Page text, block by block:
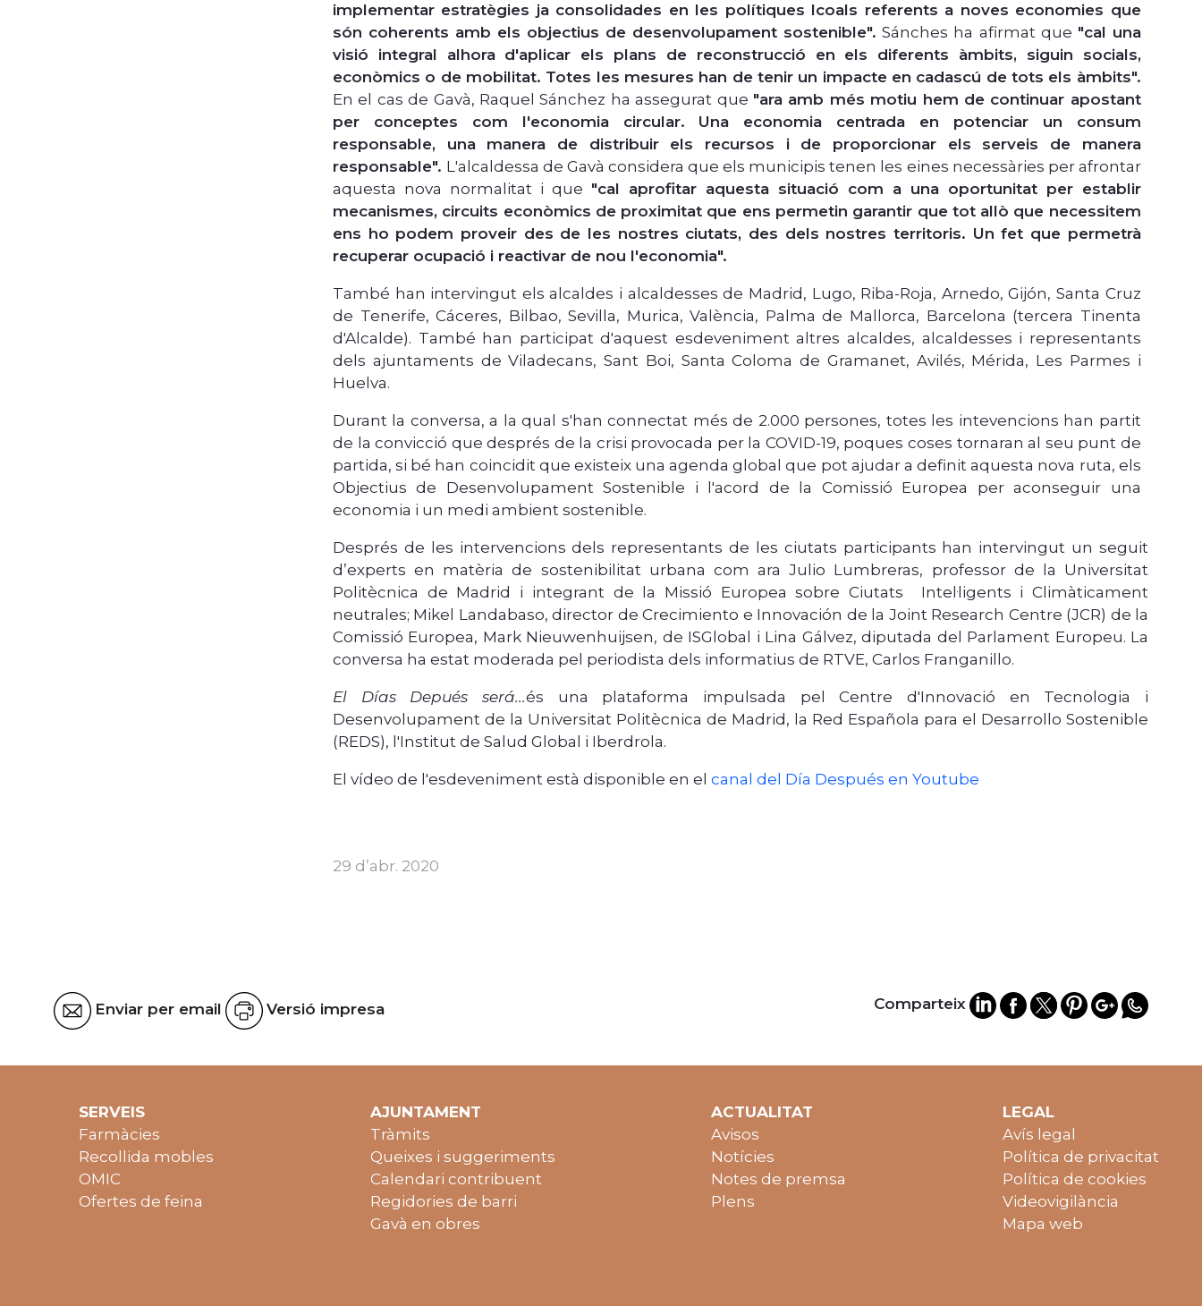
implementar estratègies ja consolidades en les polítiques lcoals referents a noves economies que
són coherents amb els objectius de desenvolupament sostenible". Sánches ha afirmat que "cal una
visió integral alhora d'aplicar els plans de reconstrucció en els diferents àmbits, siguin socials,
econòmics o de mobilitat. Totes les mesures han de tenir un impacte en cadascú de tots els àmbits".
En el cas de Gavà, Raquel Sánchez ha assegurat que "ara amb més motiu hem de continuar apostant
per conceptes com l'economia circular. Una economia centrada en potenciar un consum
responsable, una manera de distribuir els recursos i de proporcionar els serveis de manera
responsable". L'alcaldessa de Gavà considera que els municipis tenen les eines necessàries per afrontar
aquesta nova normalitat i que "cal aprofitar aquesta situació com a una oportunitat per establir
mecanismes, circuits econòmics de proximitat que ens permetin garantir que tot allò que necessitem
ens ho podem proveir des de les nostres ciutats, des dels nostres territoris. Un fet que permetrà
recuperar ocupació i reactivar de nou l'economia".
També han intervingut els alcaldes i alcaldesses de Madrid, Lugo, Riba-Roja, Arnedo, Gijón, Santa Cruz
de Tenerife, Cáceres, Bilbao, Sevilla, Murica, València, Palma de Mallorca, Barcelona (tercera Tinenta
d'Alcalde). També han participat d'aquest esdeveniment altres alcaldes, alcaldesses i representants
dels ajuntaments de Viladecans, Sant Boi, Santa Coloma de Gramanet, Avilés, Mérida, Les Parmes i
Huelva.
Durant la conversa, a la qual s'han connectat més de 2.000 persones, totes les intevencions han partit
de la convicció que després de la crisi provocada per la COVID-19, poques coses tornaran al seu punt de
partida, si bé han coincidit que existeix una agenda global que pot ajudar a definit aquesta nova ruta, els
Objectius de Desenvolupament Sostenible i l'acord de la Comissió Europea per aconseguir una
economia i un medi ambient sostenible.
Després de les intervencions dels representants de les ciutats participants han intervingut un seguit
d’experts en matèria de sostenibilitat urbana com ara Julio Lumbreras, professor de la Universitat
Politècnica de Madrid i integrant de la Missió Europea sobre Ciutats Intel·ligents i Climàticament
neutrales; Mikel Landabaso, director de Crecimiento e Innovación de la Joint Research Centre (JCR) de la
Comissió Europea, Mark Nieuwenhuijsen, de ISGlobal i Lina Gálvez, diputada del Parlament Europeu. La
conversa ha estat moderada pel periodista dels informatius de RTVE, Carlos Franganillo.
El Días Depués será...és una plataforma impulsada pel Centre d'Innovació en Tecnologia i
Desenvolupament de la Universitat Politècnica de Madrid, la Red Española para el Desarrollo Sostenible
(REDS), l'Institut de Salud Global i Iberdrola.
El vídeo de l'esdeveniment està disponible en el canal del Día Después en Youtube
29 d’abr. 2020
Enviar per email Versió impresa Comparteix
SERVEIS
Farmàcies
Recollida mobles
OMIC
Ofertes de feina
AJUNTAMENT
Tràmits
Queixes i suggeriments
Calendari contribuent
Regidories de barri
Gavà en obres
ACTUALITAT
Avisos
Notícies
Notes de premsa
Plens
LEGAL
Avís legal
Política de privacitat
Política de cookies
Videovigilància
Mapa web